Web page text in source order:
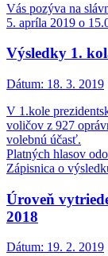
Vás pozýva na
5. apríla 2019 o
Výsledky 1.
Dátum: 18. 3. 2019
V 1.kole
voličov z 927
volebnú účasť.
Platných hlasov
Zápisnica o
Úroveň
2018
Dátum: 19. 2. 2019